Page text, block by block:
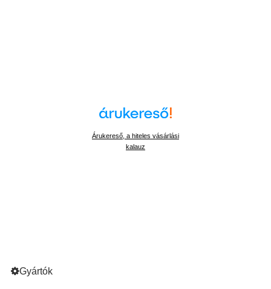
Árukereső, a hiteles vásárlási
kalauz
Gyártók